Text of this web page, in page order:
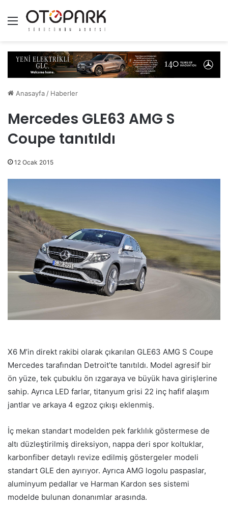
Menü
Anasayfa / Haberler
Mercedes GLE63 AMG S
Coupe tanıtıldı
12 Ocak 2015
X6 M’in direkt rakibi olarak çıkarılan GLE63 AMG S Coupe
Mercedes tarafından Detroit’te tanıtıldı. Model agresif bir
ön yüze, tek çubuklu ön ızgaraya ve büyük hava girişlerine
sahip. Ayrıca LED farlar, titanyum grisi 22 inç hafif alaşım
jantlar ve arkaya 4 egzoz çıkışı eklenmiş.
İç mekan standart modelden pek farklılık göstermese de
altı düzleştirilmiş direksiyon, nappa deri spor koltuklar,
karbonfiber detaylı revize edilmiş göstergeler modeli
standart GLE den ayırıyor. Ayrıca AMG logolu paspaslar,
aluminyum pedallar ve Harman Kardon ses sistemi
modelde bulunan donanımlar arasında.